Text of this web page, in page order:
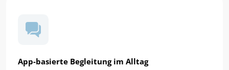
App-basierte Begleitung im Alltag